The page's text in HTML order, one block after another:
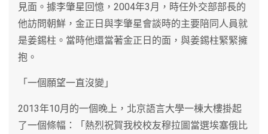
見面。據李肇星回憶，2004年3月，時任外交部部長的
他訪問朝鮮，金正日與李肇星會談時的主要陪同人員就
是姜錫柱。當時他還當著金正日的面，與姜錫柱緊緊擁
抱。
「一個願望一直沒變」
2013年10月的一個晚上，北京語言大學一棟大樓掛起
了一個條幅：「熱烈祝賀我校校友穆拉圖當選埃塞俄比